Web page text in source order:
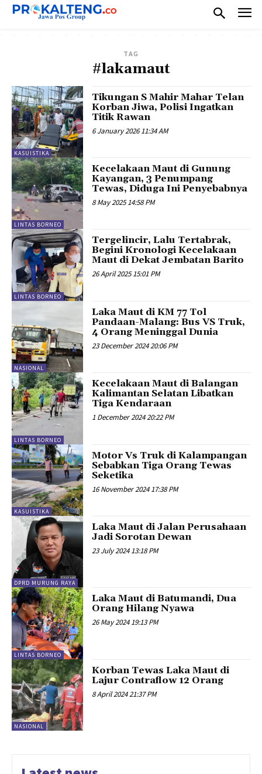
TAG
#lakamaut
KASUISTIKA
Tikungan S Mahir Mahar Telan
Korban Jiwa, Polisi Ingatkan
Titik Rawan
6 January 2026 11:34 AM
LINTAS BORNEO
Kecelakaan Maut di Gunung
Kayangan, 3 Penumpang
Tewas, Diduga Ini Penyebabnya
8 May 2025 14:58 PM
LINTAS BORNEO
Tergelincir, Lalu Tertabrak,
Begini Kronologi Kecelakaan
Maut di Dekat Jembatan Barito
26 April 2025 15:01 PM
NASIONAL
Laka Maut di KM 77 Tol
Pandaan-Malang: Bus VS Truk,
4 Orang Meninggal Dunia
23 December 2024 20:06 PM
LINTAS BORNEO
Kecelakaan Maut di Balangan
Kalimantan Selatan Libatkan
Tiga Kendaraan
1 December 2024 20:22 PM
KASUISTIKA
Motor Vs Truk di Kalampangan
Sebabkan Tiga Orang Tewas
Seketika
16 November 2024 17:38 PM
DPRD MURUNG RAYA
Laka Maut di Jalan Perusahaan
Jadi Sorotan Dewan
23 July 2024 13:18 PM
LINTAS BORNEO
Laka Maut di Batumandi, Dua
Orang Hilang Nyawa
26 May 2024 19:13 PM
NASIONAL
Korban Tewas Laka Maut di
Lajur Contraflow 12 Orang
8 April 2024 21:37 PM